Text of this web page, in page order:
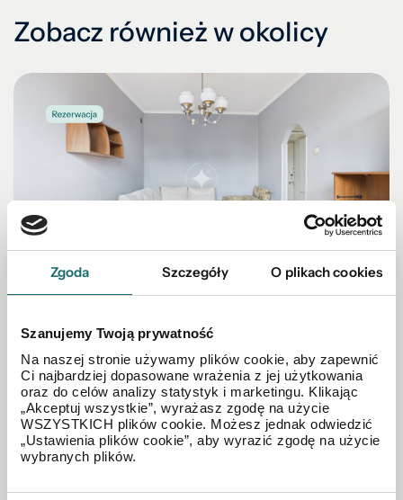
Zgoda Szczegóły O plikach cookies
Szanujemy Twoją prywatność
Na naszej stronie używamy plików cookie, aby zapewnić
Ci najbardziej dopasowane wrażenia z jej użytkowania
oraz do celów analizy statystyk i marketingu. Klikając
„Akceptuj wszystkie”, wyrażasz zgodę na użycie
WSZYSTKICH plików cookie. Możesz jednak odwiedzić
„Ustawienia plików cookie”, aby wyrazić zgodę na użycie
wybranych plików.
Zobacz również w okolicy
Zamieszkaj w centrum i idź spacerem na Rynek
Centrum | Aleja Józefa Piłsudskiego | 31.7 m² | piętro 3/4
299 500 PLN